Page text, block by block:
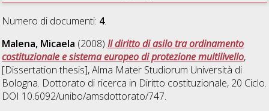
Numero di documenti: 4.
Malena, Micaela (2008)Il diritto di asilo tra ordinamento
costituzionale e sistema europeo di protezione multilivello,
[Dissertation thesis], Alma Mater Studiorum Università di
Bologna. Dottorato di ricerca in Diritto costituzionale, 20 Ciclo.
DOI 10.6092/unibo/amsdottorato/747.